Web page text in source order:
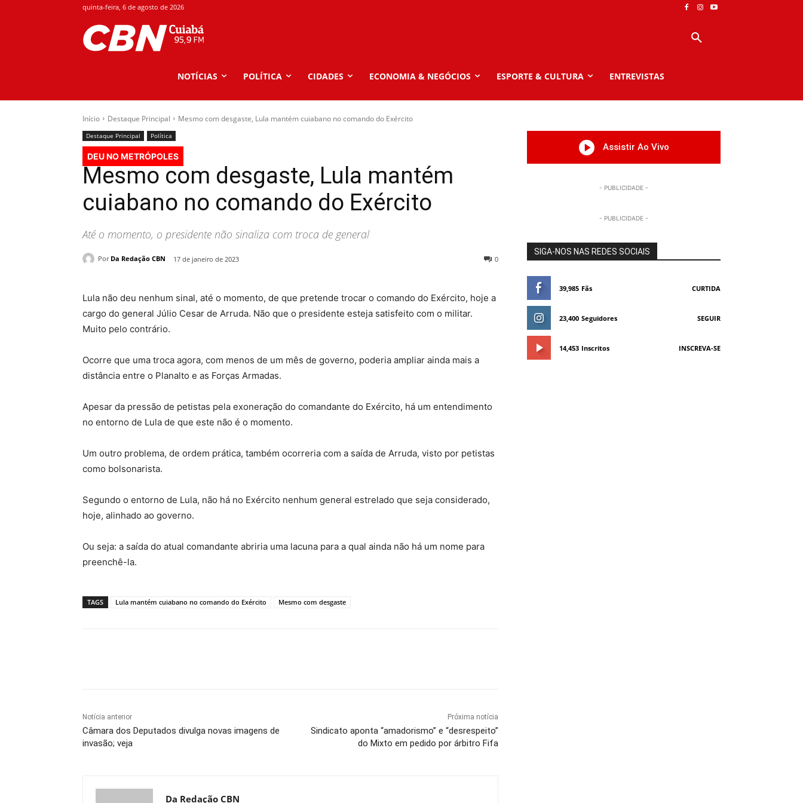
quinta-feira, 6 de agosto de 2026
NOTÍCIAS POLÍTICA CIDADES ECONOMIA & NEGÓCIOS ESPORTE & CULTURA ENTREVISTAS
Início Destaque Principal Mesmo com desgaste, Lula mantém cuiabano no comando do Exército
Destaque Principal Política
DEU NO METRÓPOLES
Mesmo com desgaste, Lula mantém
cuiabano no comando do Exército
Até o momento, o presidente não sinaliza com troca de general
Por Da Redação CBN 17 de janeiro de 2023 0
Lula não deu nenhum sinal, até o momento, de que pretende trocar o comando do Exército, hoje a
cargo do general Júlio Cesar de Arruda. Não que o presidente esteja satisfeito com o militar.
Muito pelo contrário.
Ocorre que uma troca agora, com menos de um mês de governo, poderia ampliar ainda mais a
distância entre o Planalto e as Forças Armadas.
Apesar da pressão de petistas pela exoneração do comandante do Exército, há um entendimento
no entorno de Lula de que este não é o momento.
Um outro problema, de ordem prática, também ocorreria com a saída de Arruda, visto por petistas
como bolsonarista.
Segundo o entorno de Lula, não há no Exército nenhum general estrelado que seja considerado,
hoje, alinhado ao governo.
Ou seja: a saída do atual comandante abriria uma lacuna para a qual ainda não há um nome para
preenchê-la.
TAGS Lula mantém cuiabano no comando do Exército Mesmo com desgaste
Notícia anterior
Câmara dos Deputados divulga novas imagens de
invasão; veja
Próxima notícia
Sindicato aponta “amadorismo” e “desrespeito”
do Mixto em pedido por árbitro Fifa
Da Redação CBN
Assistir Ao Vivo
- PUBLICIDADE -
- PUBLICIDADE -
SIGA-NOS NAS REDES SOCIAIS
39,985 Fãs CURTIDA
23,400 Seguidores SEGUIR
14,453 Inscritos INSCREVA-SE